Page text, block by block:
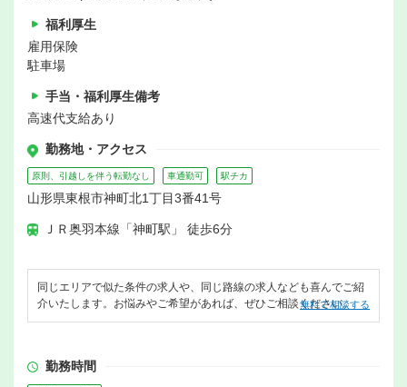
福利厚生
雇用保険
駐車場
手当・福利厚生備考
高速代支給あり
勤務地・アクセス
原則、引越しを伴う転勤なし 車通勤可 駅チカ
山形県東根市神町北1丁目3番41号
ＪＲ奥羽本線「神町駅」 徒歩6分
同じエリアで似た条件の求人や、同じ路線の求人なども喜んでご紹
介いたします。お悩みやご希望があれば、ぜひご相談ください。
無料で相談する
勤務時間